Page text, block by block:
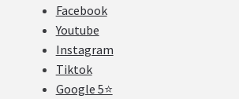
Facebook
Youtube
Instagram
Tiktok
Google 5⭐